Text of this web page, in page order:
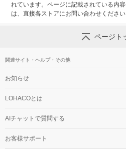
れています。ページに記載されている内
は、直接各ストアにお問い合わせください
ページト
関連サイト・ヘルプ・その他
お知らせ
LOHACOとは
AIチャットで質問する
お客様サポート